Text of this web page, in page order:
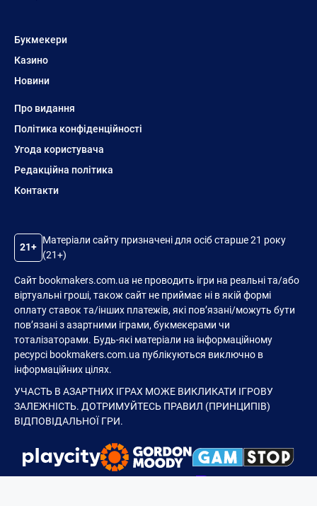
Букмекери
Казино
Новини
Про видання
Політика конфіденційності
Угода користувача
Редакційна політика
Контакти
21+
Матеріали сайту призначені для осіб старше 21 року
(21+)
Сайт bookmakers.com.ua не проводить ігри на реальні та/або
віртуальні гроші, також сайт не приймає ні в якій формі
оплату ставок та/інших платежів, які пов’язані/можуть бути
пов’язані з азартними іграми, букмекерами чи
тоталізаторами. Будь-які матеріали на інформаційному
ресурсі bookmakers.com.ua публікуються виключно в
інформаційних цілях.
УЧАСТЬ В АЗАРТНИХ ІГРАХ МОЖЕ ВИКЛИКАТИ ІГРОВУ
ЗАЛЕЖНІСТЬ. ДОТРИМУЙТЕСЬ ПРАВИЛ (ПРИНЦИПІВ)
ВІДПОВІДАЛЬНОЇ ГРИ.